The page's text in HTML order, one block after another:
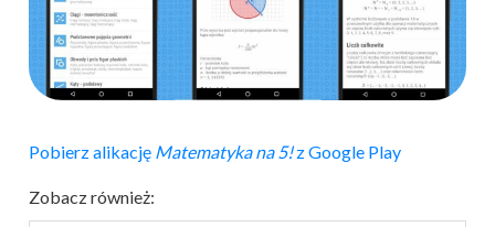
Pobierz alikację Matematyka na 5!z Google Play
Zobacz również: